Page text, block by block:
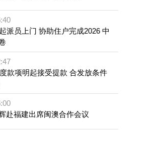
助住户完成2026 中
明起接受提款 合发放条件
赴福建出席闽澳合作会议